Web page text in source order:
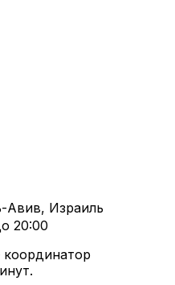
Авив, Израиль
20:00